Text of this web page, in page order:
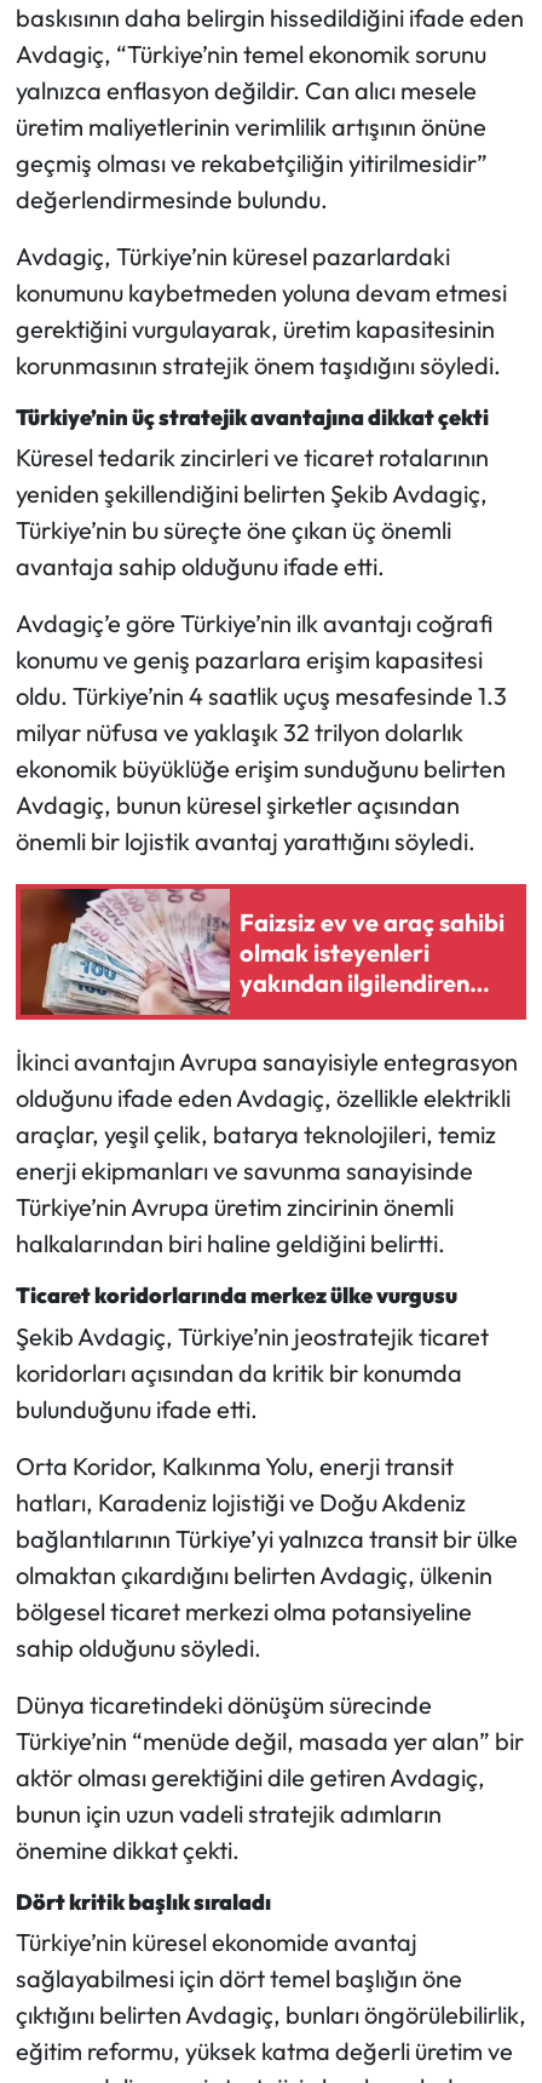
baskısının daha belirgin hissedildiğini ifade eden
Avdagiç, “Türkiye’nin temel ekonomik sorunu
yalnızca enflasyon değildir. Can alıcı mesele
üretim maliyetlerinin verimlilik artışının önüne
geçmiş olması ve rekabetçiliğin yitirilmesidir”
değerlendirmesinde bulundu.
Avdagiç, Türkiye’nin küresel pazarlardaki
konumunu kaybetmeden yoluna devam etmesi
gerektiğini vurgulayarak, üretim kapasitesinin
korunmasının stratejik önem taşıdığını söyledi.
Türkiye’nin üç stratejik avantajına dikkat çekti
Küresel tedarik zincirleri ve ticaret rotalarının
yeniden şekillendiğini belirten Şekib Avdagiç,
Türkiye’nin bu süreçte öne çıkan üç önemli
avantaja sahip olduğunu ifade etti.
Avdagiç’e göre Türkiye’nin ilk avantajı coğrafi
konumu ve geniş pazarlara erişim kapasitesi
oldu. Türkiye’nin 4 saatlik uçuş mesafesinde 1.3
milyar nüfusa ve yaklaşık 32 trilyon dolarlık
ekonomik büyüklüğe erişim sunduğunu belirten
Avdagiç, bunun küresel şirketler açısından
önemli bir lojistik avantaj yarattığını söyledi.
Faizsiz ev ve araç sahibi
olmak isteyenleri
yakından ilgilendiren
yeni düzenleme
İkinci avantajın Avrupa sanayisiyle entegrasyon
olduğunu ifade eden Avdagiç, özellikle elektrikli
araçlar, yeşil çelik, batarya teknolojileri, temiz
enerji ekipmanları ve savunma sanayisinde
Türkiye’nin Avrupa üretim zincirinin önemli
halkalarından biri haline geldiğini belirtti.
Ticaret koridorlarında merkez ülke vurgusu
Şekib Avdagiç, Türkiye’nin jeostratejik ticaret
koridorları açısından da kritik bir konumda
bulunduğunu ifade etti.
Orta Koridor, Kalkınma Yolu, enerji transit
hatları, Karadeniz lojistiği ve Doğu Akdeniz
bağlantılarının Türkiye’yi yalnızca transit bir ülke
olmaktan çıkardığını belirten Avdagiç, ülkenin
bölgesel ticaret merkezi olma potansiyeline
sahip olduğunu söyledi.
Dünya ticaretindeki dönüşüm sürecinde
Türkiye’nin “menüde değil, masada yer alan” bir
aktör olması gerektiğini dile getiren Avdagiç,
bunun için uzun vadeli stratejik adımların
önemine dikkat çekti.
Dört kritik başlık sıraladı
Türkiye’nin küresel ekonomide avantaj
sağlayabilmesi için dört temel başlığın öne
çıktığını belirten Avdagiç, bunları öngörülebilirlik,
eğitim reformu, yüksek katma değerli üretim ve
Sungurlu Haberleri
Turizm
Uğurludağ Haberleri
Yayla Haber
Yemek Tarifleri
Yerel Haberler